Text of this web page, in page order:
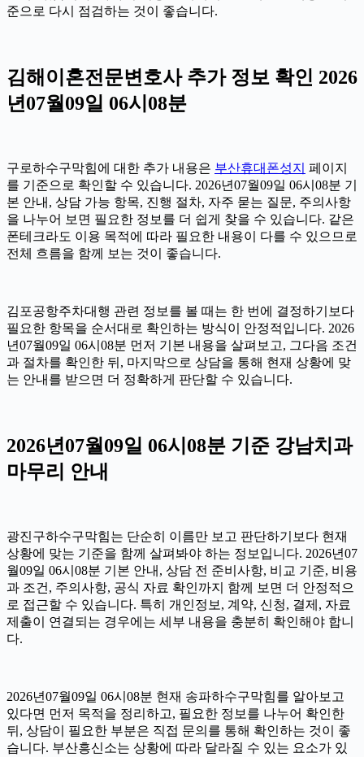
준으로 다시 점검하는 것이 좋습니다.
김해이혼전문변호사 추가 정보 확인 2026
년07월09일 06시08분
구로하수구막힘에 대한 추가 내용은 부산휴대폰성지 페이지
를 기준으로 확인할 수 있습니다. 2026년07월09일 06시08분 기
본 안내, 상담 가능 항목, 진행 절차, 자주 묻는 질문, 주의사항
을 나누어 보면 필요한 정보를 더 쉽게 찾을 수 있습니다. 같은
폰테크라도 이용 목적에 따라 필요한 내용이 다를 수 있으므로
전체 흐름을 함께 보는 것이 좋습니다.
김포공항주차대행 관련 정보를 볼 때는 한 번에 결정하기보다
필요한 항목을 순서대로 확인하는 방식이 안정적입니다. 2026
년07월09일 06시08분 먼저 기본 내용을 살펴보고, 그다음 조건
과 절차를 확인한 뒤, 마지막으로 상담을 통해 현재 상황에 맞
는 안내를 받으면 더 정확하게 판단할 수 있습니다.
2026년07월09일 06시08분 기준 강남치과
마무리 안내
광진구하수구막힘는 단순히 이름만 보고 판단하기보다 현재
상황에 맞는 기준을 함께 살펴봐야 하는 정보입니다. 2026년07
월09일 06시08분 기본 안내, 상담 전 준비사항, 비교 기준, 비용
과 조건, 주의사항, 공식 자료 확인까지 함께 보면 더 안정적으
로 접근할 수 있습니다. 특히 개인정보, 계약, 신청, 결제, 자료
제출이 연결되는 경우에는 세부 내용을 충분히 확인해야 합니
다.
2026년07월09일 06시08분 현재 송파하수구막힘를 알아보고
있다면 먼저 목적을 정리하고, 필요한 정보를 나누어 확인한
뒤, 상담이 필요한 부분은 직접 문의를 통해 확인하는 것이 좋
습니다. 부산흥신소는 상황에 따라 달라질 수 있는 요소가 있